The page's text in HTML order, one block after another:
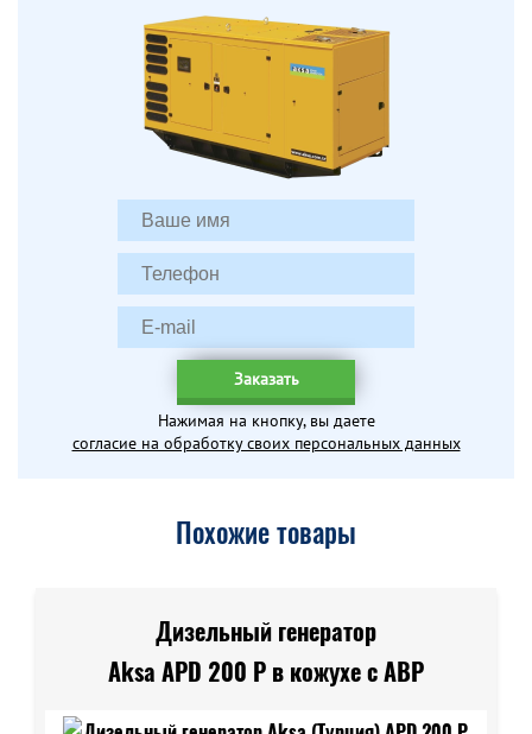
Заказать
Нажимая на кнопку, вы даете
согласие на обработку своих персональных данных
Похожие товары
Дизельный генератор
Aksa APD 200 P в кожухе с АВР